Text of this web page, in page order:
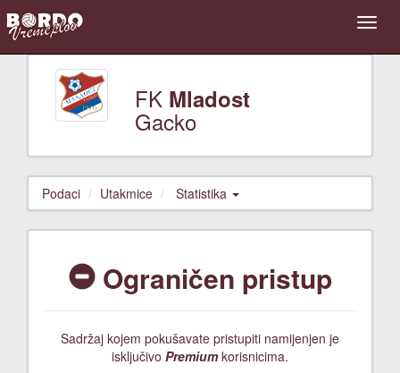
FK Mladost
Gacko
Podaci Utakmice Statistika
Ograničen pristup
Sadržaj kojem pokušavate pristupiti namijenjen je
isključivo Premiumkorisnicima.